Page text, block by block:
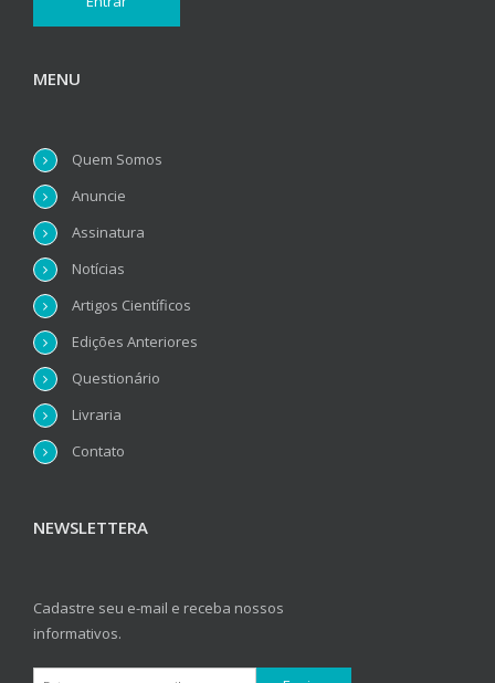
MENU
Quem Somos
Anuncie
Assinatura
Notícias
Artigos Científicos
Edições Anteriores
Questionário
Livraria
Contato
NEWSLETTERA
Cadastre seu e-mail e receba nossos
informativos.